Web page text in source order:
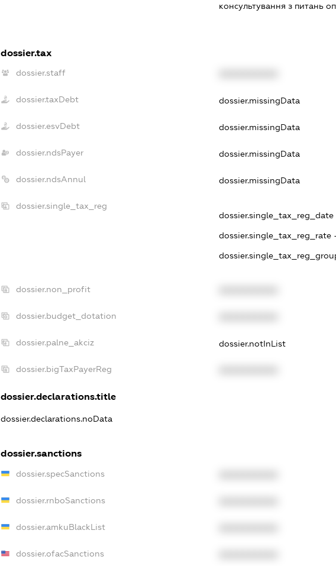
консультування з питань
dossier.tax
dossier.staff
dossier.taxDebt dossier.missingData
dossier.esvDebt dossier.missingData
dossier.ndsPayer dossier.missingData
dossier.ndsAnnul dossier.missingData
dossier.single_tax_reg
dossier.single_tax_reg_date -
dossier.single_tax_reg_rate
dossier.non_profit
dossier.budget_dotation
dossier.palne_akciz dossier.notInList
dossier.bigTaxPayerReg
dossier.declarations.title
dossier.declarations.noData
dossier.sanctions
dossier.specSanctions
dossier.rnboSanctions
dossier.amkuBlackList
dossier.ofacSanctions